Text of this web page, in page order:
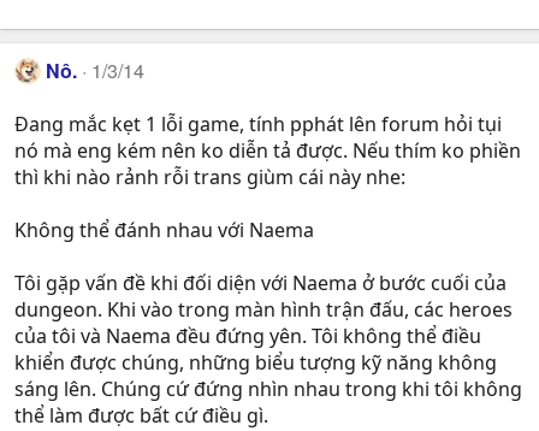
Nô. 1/3/14
Đang mắc kẹt 1 lỗi game, tính pphát lên forum hỏi tụi
nó mà eng kém nên ko diễn tả được. Nếu thím ko phiền
thì khi nào rảnh rỗi trans giùm cái này nhe:
Không thể đánh nhau với Naema
Tôi gặp vấn đề khi đối diện với Naema ở bước cuối của
dungeon. Khi vào trong màn hình trận đấu, các heroes
của tôi và Naema đều đứng yên. Tôi không thể điều
khiển được chúng, những biểu tượng kỹ năng không
sáng lên. Chúng cứ đứng nhìn nhau trong khi tôi không
thể làm được bất cứ điều gì.